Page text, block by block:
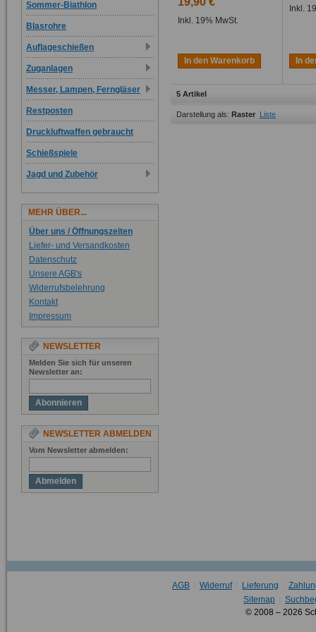
Inkl. 19% MwSt.
In den Warenkorb
Inkl.
In
5 Artikel
Darstellung als: Raster Liste
Sommer-Biathlon
Blasrohre
Auflageschießen
Zuganlagen
Messer, Lampen, Ferngläser
Restposten
Druckluftwaffen gebraucht
Schießspiele
Jagd und Zubehör
MEHR ÜBER...
Über uns / Öffnungszeiten
Liefer- und Versandkosten
Datenschutz
Unsere AGB's
Widerrufsbelehrung
Kontakt
Impressum
NEWSLETTER
Melden Sie sich für unseren
Newsletter an:
Abonnieren
NEWSLETTER ABMELDEN
Vom Newsletter abmelden:
Abmelden
AGB Widerruf Lieferung
Sitemap
© 2008 – 2026